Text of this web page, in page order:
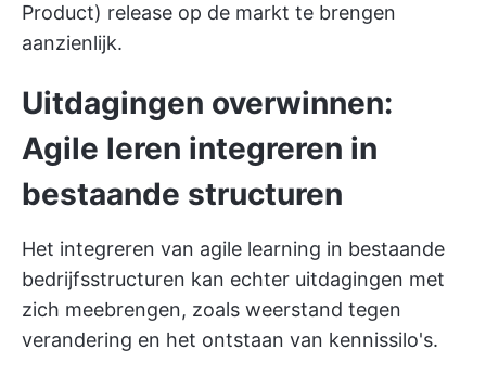
Product) release op de markt te brengen
aanzienlijk.
Uitdagingen overwinnen:
Agile leren integreren in
bestaande structuren
Het integreren van agile learning in bestaande
bedrijfsstructuren kan echter uitdagingen met
zich meebrengen, zoals weerstand tegen
verandering en het ontstaan van kennissilo's.